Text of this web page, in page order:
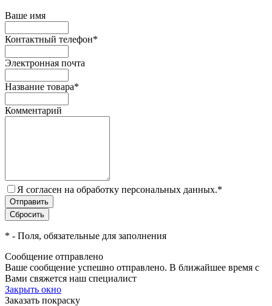
Ваше имя
Контактный телефон*
Электронная почта
Название товара*
Комментарий
Я согласен на обработку персональных данных.*
* - Поля, обязательные для заполнения
Сообщение отправлено
Ваше сообщение успешно отправлено. В ближайшее время с
Вами свяжется наш специалист
Закрыть окно
Заказать покраску